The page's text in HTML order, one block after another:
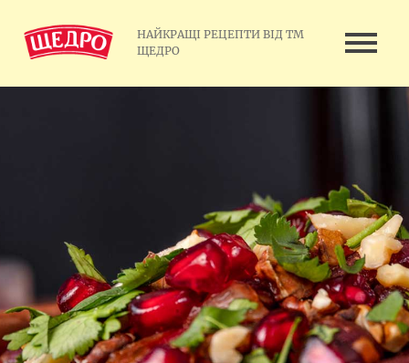
НАЙКРАЩІ РЕЦЕПТИ ВІД ТМ
ЩЕДРО